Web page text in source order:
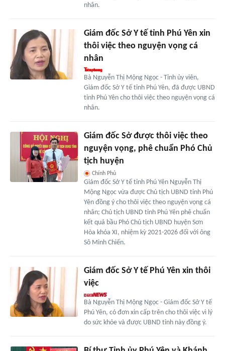
nhân.
Giám đốc Sở Y tế tỉnh Phú Yên xin
thôi việc theo nguyện vọng cá
nhân
Bà Nguyễn Thị Mộng Ngọc - Tỉnh ủy viên,
Giám đốc Sở Y tế tỉnh Phú Yên, đã được UBND
tỉnh Phú Yên cho thôi việc theo nguyện vọng cá
nhân.
Giám đốc Sở được thôi việc theo
nguyện vọng, phê chuẩn Phó Chủ
tịch huyện
Chính Phủ
Giám đốc Sở Y tế tỉnh Phú Yên Nguyễn Thị
Mộng Ngọc vừa được Chủ tịch UBND tỉnh Phú
Yên đồng ý cho thôi việc theo nguyện vọng cá
nhân; Chủ tịch UBND tỉnh Phú Yên phê chuẩn
kết quả bầu Phó Chủ tịch UBND huyện Sơn
Hòa khóa XI, nhiệm kỳ 2021-2026 đối với ông
Sô Minh Chiến.
Giám đốc Sở Y tế Phú Yên xin thôi
việc
Bà Nguyễn Thị Mộng Ngọc - Giám đốc Sở Y tế
Phú Yên, có đơn xin cấp trên cho thôi việc vì lý
do sức khỏe và được UBND tỉnh này đồng ý.